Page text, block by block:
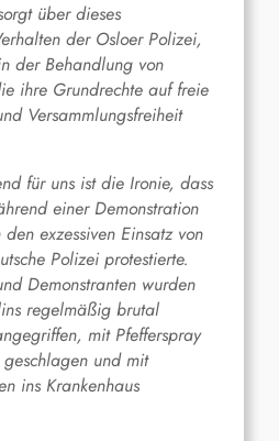
über dieses
der Osloer Polizei,
der Behandlung von
ihre Grundrechte auf freie
Versammlungsfreiheit
für uns ist die Ironie, dass
einer Demonstration
exzessiven Einsatz von
Polizei protestierte.
Demonstranten wurden
regelmäßig brutal
mit Pfefferspray
und mit
ins Krankenhaus